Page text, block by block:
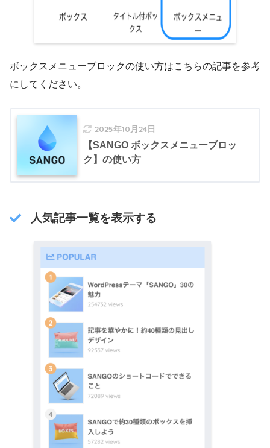
ボックスメニューブロックの使い方はこちらの記事を参考
にしてください。
2025年10月24日
【SANGO ボックスメニューブロッ
ク】の使い方
人気記事一覧を表示する